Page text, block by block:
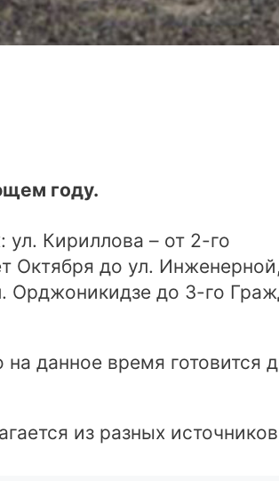
году.
ул. Кириллова – от 2-го
Октября до ул.
Орджоникидзе до 3-го
данное время готовится
из разных